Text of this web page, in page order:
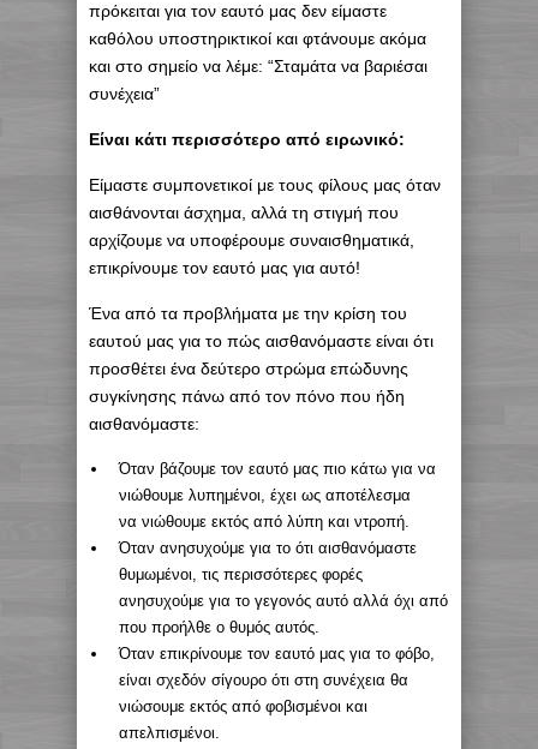
πρόκειται για τον εαυτό μας δεν είμαστε
καθόλου υποστηρικτικοί και φτάνουμε ακόμα
και στο σημείο να λέμε: “Σταμάτα να βαριέσαι
συνέχεια”
Είναι κάτι περισσότερο από ειρωνικό:
Είμαστε συμπονετικοί με τους φίλους μας όταν
αισθάνονται άσχημα, αλλά τη στιγμή που
αρχίζουμε να υποφέρουμε συναισθηματικά,
επικρίνουμε τον εαυτό μας για αυτό!
Ένα από τα προβλήματα με την κρίση του
εαυτού μας για το πώς αισθανόμαστε είναι ότι
προσθέτει ένα δεύτερο στρώμα επώδυνης
συγκίνησης πάνω από τον πόνο που ήδη
αισθανόμαστε:
Όταν βάζουμε τον εαυτό μας πιο κάτω για να
νιώθουμε λυπημένοι, έχει ως αποτέλεσμα
να νιώθουμε εκτός από λύπη και ντροπή.
Όταν ανησυχούμε για το ότι αισθανόμαστε
θυμωμένοι, τις περισσότερες φορές
ανησυχούμε για το γεγονός αυτό αλλά όχι από
που προήλθε ο θυμός αυτός.
Όταν επικρίνουμε τον εαυτό μας για το φόβο,
είναι σχεδόν σίγουρο ότι στη συνέχεια θα
νιώσουμε εκτός από φοβισμένοι και
απελπισμένοι.